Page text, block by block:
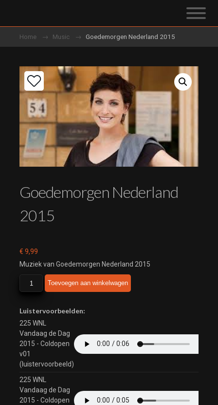
Home Music Goedemorgen Nederland 2015
Goedemorgen Nederland
2015
€ 9,99
Muziek van Goedemorgen Nederland 2015
Goedemorgen
Nederland
aantal
Toevoegen aan winkelwagen
Luistervoorbeelden:
225 WNL
Vandaag de Dag
2015 - Coldopen
v01
(luistervoorbeeld)
225 WNL
Vandaag de Dag
2015 - Coldopen